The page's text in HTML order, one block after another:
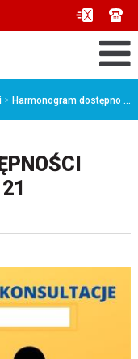
> Harmonogram dostępno ...